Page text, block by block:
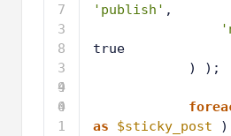
7
3
8
3
9
4
0
4
1
'publish' ,
true
) );
as
$sticky_post